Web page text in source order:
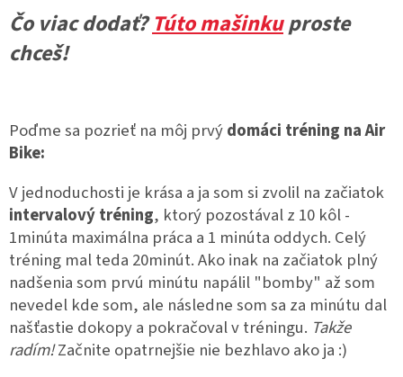
Čo viac dodať?Túto mašinkuproste
chceš!
Poďme sa pozrieť na môj prvýdomáci tréning na Air
Bike:
V jednoduchosti je krása a ja som si zvolil na začiatok
intervalový tréning, ktorý pozostával z 10 kôl -
1minúta maximálna práca a 1 minúta oddych. Celý
tréning mal teda 20minút. Ako inak na začiatok plný
nadšenia som prvú minútu napálil "bomby" až som
nevedel kde som, ale následne som sa za minútu dal
našťastie dokopy a pokračoval v tréningu. Takže
radím!Začnite opatrnejšie nie bezhlavo ako ja :)